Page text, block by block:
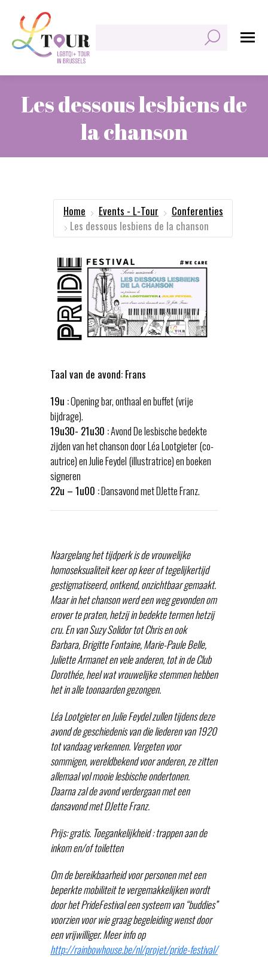
Les dessous lesbiens de
la chanson
Home Events - L-Tour
Conferenties
Les dessous lesbiens de la chanson
Taal van de avond: Frans
19u :Opening bar, onthaal en buffet (vrije
bijdrage).
19u30- 21u30 :Avond De lesbische bedekte
zijden van het chanson door Léa Lootgieter (co-
autrice) en Julie Feydel (illustratrice) en boeken
signeren
22u – 1u00 :Dansavond met DJette Franz.
Naargelang het tijdperk is de vrouwelijke
homoseksualiteit keer op keer of tegelijkertijd
gestigmatiseerd, ontkend, onzichtbaar gemaakt.
Maar in het chanson werd een weg gevonden om
erover te praten, hetzij in bedekte termen hetzij
cru. En van Suzy Solidor tot Chris en ook
Barbara, Brigitte Fontaine, Marie-Paule Belle,
Juliette Armanet en vele anderen, tot in de Club
Dorothée, heel wat vrouwelijke stemmen hebben
het in alle toonaarden gezongen.
Léa Lootgieter en Julie Feydel zullen tijdens deze
avond de geschiedenis van die liederen van 1920
tot vandaag verkennen. Vergeten voor
sommigen, wereldbekend voor anderen, ze zitten
allemaal vol mooie lesbische ondertonen.
Daarna zal de avond verdergaan met een
dansavond met DJette Franz.
Prijs: gratis. Toegankelijkheid : trappen aan de
inkom en/of toiletten
Om de bereikbaarheid voor personen met een
beperkte mobiliteit te vergemakkelijken wordt
door het PrideFestival een systeem van “buddies”
voorzien voor wie graag begeleiding wenst door
een vrijwilliger. Meer info op
http://rainbowhouse.be/nl/projet/pride-festival/